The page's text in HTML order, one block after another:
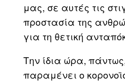
μας, σε αυτές τις
προστασία της
για τη θετική
Την ίδια ώρα,
παραμένει ο